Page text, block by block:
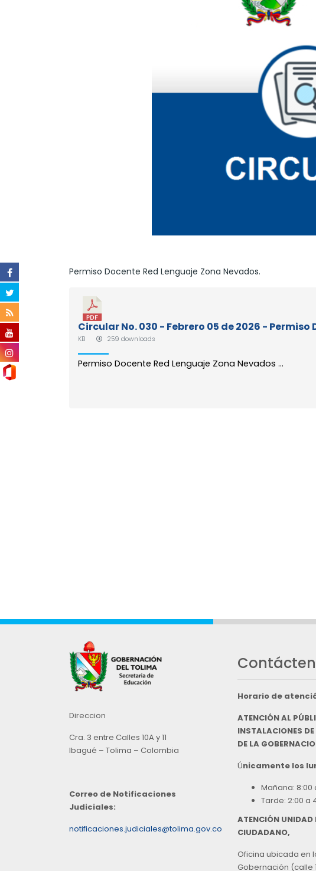
Permiso Docente Red Lenguaje Zona Nevados.
Circular No. 030 - Febrero 05 de 2026 -
KB
259 downloads
Permiso Docente Red Lenguaje Zona Nevados ...
Direccion
Cra. 3 entre Calles 10A y 11
Ibagué – Tolima – Colombia
Correo de Notificaciones
Judiciales:
notificaciones.judiciales@tolima.gov.co
Horario de
ATENCIÓN AL
INSTALACIONES
DE LA
Únicamente los
Mañana: 8:00
Tarde: 2:00 a
ATENCIÓN UNIDAD
CIUDADANO,
Oficina ubicada en
Gobernación (calle